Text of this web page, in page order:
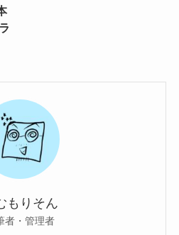
もりそん
者・管理者